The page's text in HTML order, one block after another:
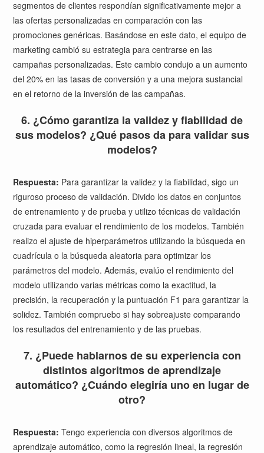
segmentos de clientes respondían significativamente mejor a
las ofertas personalizadas en comparación con las
promociones genéricas. Basándose en este dato, el equipo de
marketing cambió su estrategia para centrarse en las
campañas personalizadas. Este cambio condujo a un aumento
del 20% en las tasas de conversión y a una mejora sustancial
en el retorno de la inversión de las campañas.
6. ¿Cómo garantiza la validez y fiabilidad de
sus modelos? ¿Qué pasos da para validar sus
modelos?
Respuesta: Para garantizar la validez y la fiabilidad, sigo un
riguroso proceso de validación. Divido los datos en conjuntos
de entrenamiento y de prueba y utilizo técnicas de validación
cruzada para evaluar el rendimiento de los modelos. También
realizo el ajuste de hiperparámetros utilizando la búsqueda en
cuadrícula o la búsqueda aleatoria para optimizar los
parámetros del modelo. Además, evalúo el rendimiento del
modelo utilizando varias métricas como la exactitud, la
precisión, la recuperación y la puntuación F1 para garantizar la
solidez. También compruebo si hay sobreajuste comparando
los resultados del entrenamiento y de las pruebas.
7. ¿Puede hablarnos de su experiencia con
distintos algoritmos de aprendizaje
automático? ¿Cuándo elegiría uno en lugar de
otro?
Respuesta: Tengo experiencia con diversos algoritmos de
aprendizaje automático, como la regresión lineal, la regresión